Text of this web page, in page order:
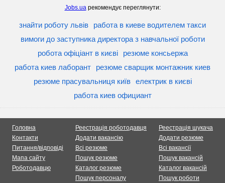
Jobs.uaрекомендує переглянути:
знайти роботу львів
работа в киеве водителем такси
вимоги до заступника директора з навчальної роботи
робота офіціант в києві
резюме консьержа
работа киев лаборант
резюме сварщик монтажник киев
резюме прасувальниця київ
електрик в києві
работа киев официант
Головна
Контакти
Питання/відповіді
Мапа сайту
Роботодавцю
Реестрація роботодавця
Додати вакансію
Всі резюме
Пошук резюме
Каталог резюме
Пошук персоналу
Реестрація шукача
Додати резюме
Всі вакансії
Пошук вакансій
Каталог вакансій
Пошук роботи